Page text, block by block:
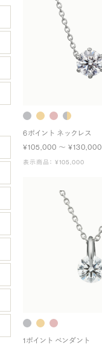
6ポイント ネックレス
¥105,000 〜 ¥130,000
表示商品： ¥105,000
1ポイント ペンダント